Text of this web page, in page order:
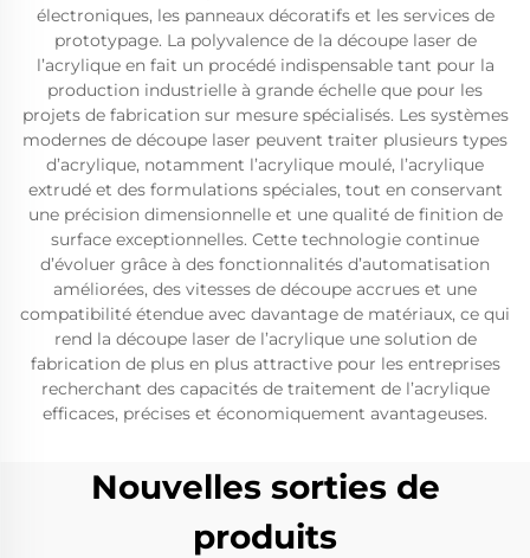
électroniques, les panneaux décoratifs et les services de
prototypage. La polyvalence de la découpe laser de
l’acrylique en fait un procédé indispensable tant pour la
production industrielle à grande échelle que pour les
projets de fabrication sur mesure spécialisés. Les systèmes
modernes de découpe laser peuvent traiter plusieurs types
d’acrylique, notamment l’acrylique moulé, l’acrylique
extrudé et des formulations spéciales, tout en conservant
une précision dimensionnelle et une qualité de finition de
surface exceptionnelles. Cette technologie continue
d’évoluer grâce à des fonctionnalités d’automatisation
améliorées, des vitesses de découpe accrues et une
compatibilité étendue avec davantage de matériaux, ce qui
rend la découpe laser de l’acrylique une solution de
fabrication de plus en plus attractive pour les entreprises
recherchant des capacités de traitement de l’acrylique
efficaces, précises et économiquement avantageuses.
Nouvelles sorties de
produits